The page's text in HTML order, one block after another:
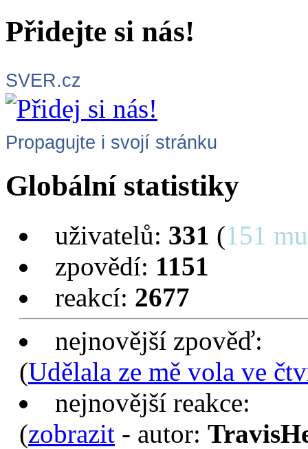
Přidejte si nás!
SVER.cz
Propagujte i svojí stránku
Globální statistiky
uživatelů: 331 (151
zpovědí: 1151
reakcí: 2677
nejnovější zpověď:
(Udělala ze mě vola ve
nejnovější reakce:
(zobrazit - autor: